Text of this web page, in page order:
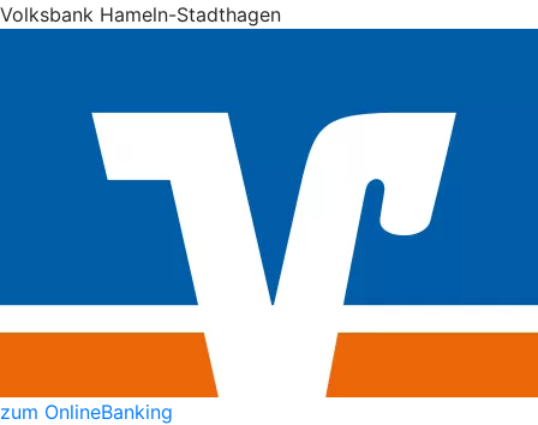
Volksbank Hameln-Stadthagen
zum OnlineBanking